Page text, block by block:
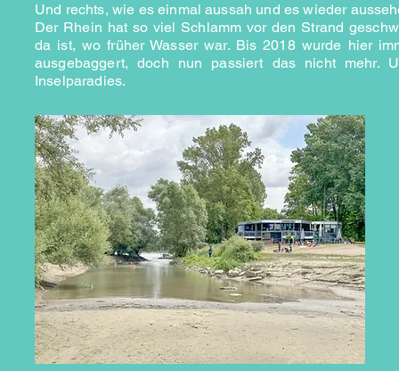
Und rechts, wie es einmal aussah und es wieder
Der Rhein hat so viel Schlamm vor den Strand
da ist, wo früher Wasser war. Bis 2018 wurde hier
ausgebaggert, doch nun passiert das nicht mehr.
Inselparadies.